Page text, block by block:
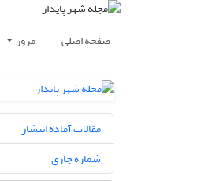
صفحه اصلی مرور
مقالات آماده انتشار
شماره جاری